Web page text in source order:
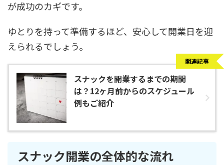
が成功のカギです。
ゆとりを持って準備するほど、安心して開業日を迎
えられるでしょう。
スナックを開業するまでの期間
は？12ヶ月前からのスケジュール
例もご紹介
関連記事
スナック開業の全体的な流れ